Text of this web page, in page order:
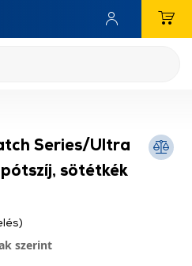
Series/Ultra
sötétkék
szerint